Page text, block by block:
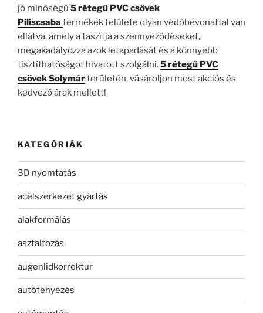
jó minőségű 5 rétegű PVC csövek
Piliscsaba termékek felülete olyan védőbevonattal van
ellátva, amely a taszítja a szennyeződéseket,
megakadályozza azok letapadását és a könnyebb
tisztíthatóságot hivatott szolgálni.5 rétegű PVC
csövek Solymárterületén, vásároljon most akciós és
kedvező árak mellett!
KATEGÓRIÁK
3D nyomtatás
acélszerkezet gyártás
alakformálás
aszfaltozás
augenlidkorrektur
autófényezés